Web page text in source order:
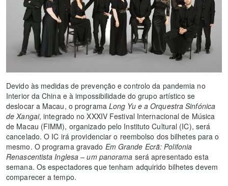
Devido às medidas de prevenção e controlo da pandemia no
Interior da China e à impossibilidade do grupo artístico se
deslocar a Macau, o programa Long Yu e a Orquestra Sinfónica
de Xangai, integrado no XXXIV Festival Internacional de Música
de Macau (FIMM), organizado pelo Instituto Cultural (IC), será
cancelado. O IC irá providenciar o reembolso dos bilhetes para o
mesmo. O programa gravado Em Grande Ecrã: Polifonia
Renascentista Inglesa – um panorama será apresentado esta
semana. Os espectadores que tenham adquirido bilhetes devem
comparecer a tempo.